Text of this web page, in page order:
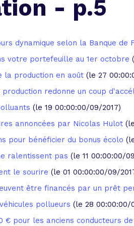
L'acte de vente et le
Tous les outils prêt
au meilleur taux !
en regroupement de
- p.5
dynamique selon la Banque de
votre portefeuille au 1er octobre
la production en août (le 27
production redonne un coup
(le 19 00:00:00/09/2017)
annoncées par Nicolas Hulot
pour bénéficier du bonus écolo
ralentissent pas (le 11 00:00:00/
le sourire (le 01 00:00:00/09/
être financés par un prêt
pollueurs (le 28 00:00:00/
€ pour les anciens conducteurs